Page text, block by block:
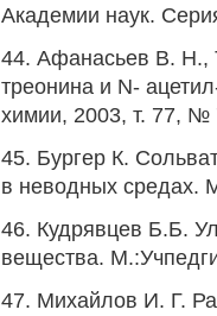
Академии наук.
44. Афанасьев В. Н.,
треонина и N-
химии, 2003, т. 77, №
45. Бургер К.
в неводных средах.
46. Кудрявцев Б.Б.
вещества.
47. Михайлов И. Г.